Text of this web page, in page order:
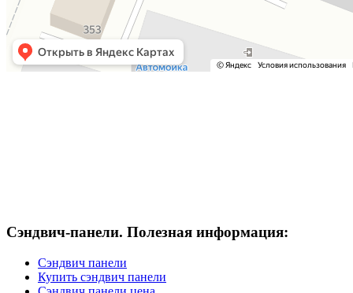
Сэндвич-панели. Полезная информация:
Сэндвич панели
Купить сэндвич панели